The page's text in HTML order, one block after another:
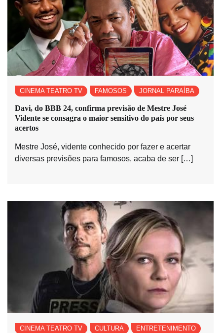
CINEMA TEATRO TV FAMOSOS JORNAL PARAÍBA
Davi, do BBB 24, confirma previsão de Mestre José
Vidente se consagra o maior sensitivo do país por seus
acertos
Mestre José, vidente conhecido por fazer e acertar
diversas previsões para famosos, acaba de ser […]
CINEMA TEATRO TV CULTURA
ENTRETENIMENTO